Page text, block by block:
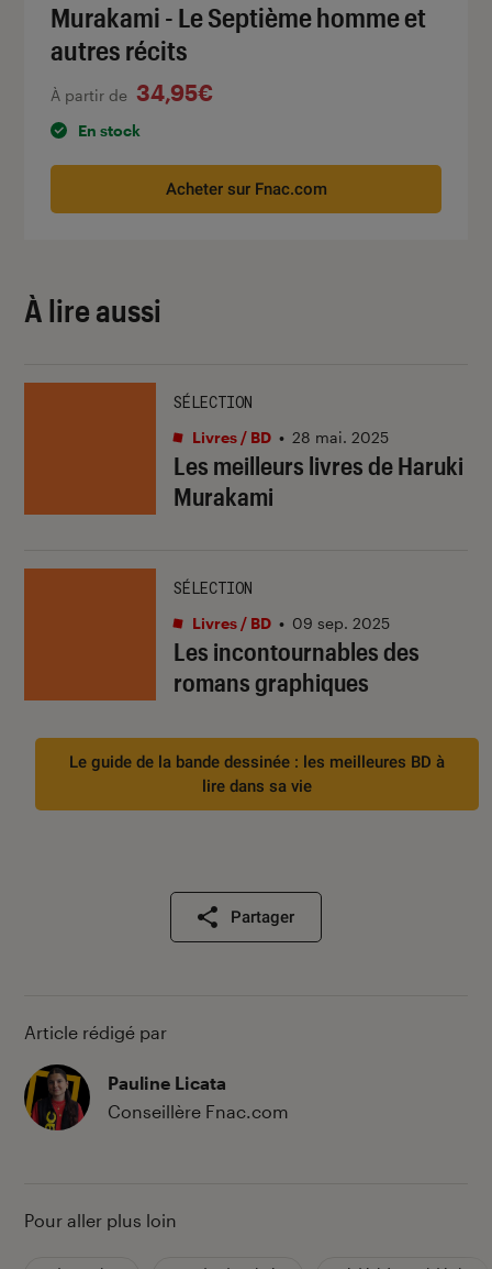
Murakami - Le Septième homme et
autres récits
À partir de 34,95€
En stock
Acheter sur Fnac.com
À lire aussi
Les meilleurs livres de Haruki
Murakami
SÉLECTION
Livres / BD • 28 mai. 2025
Les incontournables des
romans graphiques
SÉLECTION
Livres / BD • 09 sep. 2025
Le guide de la bande dessinée : les meilleures BD à
lire dans sa vie
Partager
Article rédigé par
Pauline Licata
Conseillère Fnac.com
Pour aller plus loin